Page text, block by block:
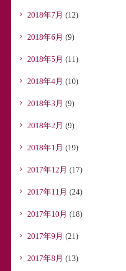
2018年7月 (12)
2018年6月 (9)
2018年5月 (11)
2018年4月 (10)
2018年3月 (9)
2018年2月 (9)
2018年1月 (19)
2017年12月 (17)
2017年11月 (24)
2017年10月 (18)
2017年9月 (21)
2017年8月 (13)